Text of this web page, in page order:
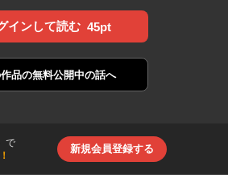
インして読む 45pt
品の無料公開中の話へ
で
新規会員登録する